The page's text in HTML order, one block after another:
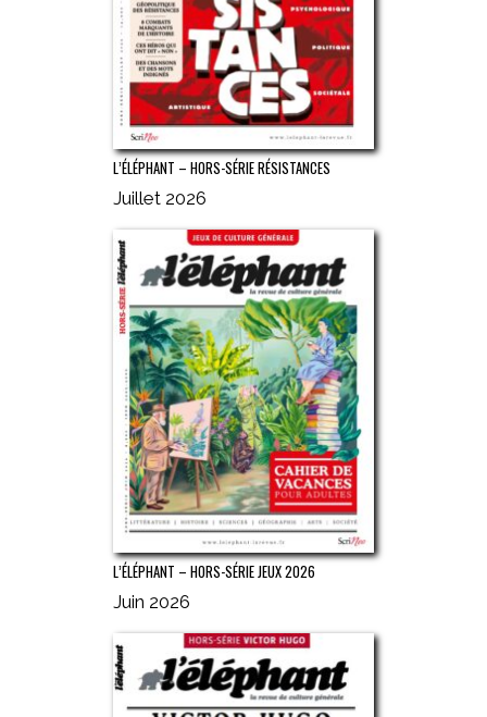
L’ÉLÉPHANT – HORS-SÉRIE RÉSISTANCES
Juillet 2026
L’ÉLÉPHANT – HORS-SÉRIE JEUX 2026
Juin 2026